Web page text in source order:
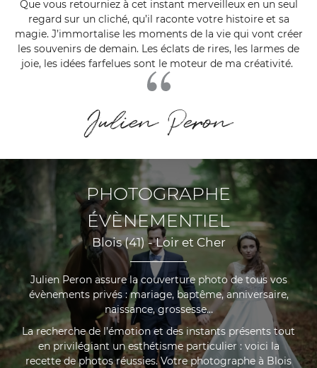
ACCUEIL
UNE
06 07 12 06
Que vous retourniez à cet instant merveilleux en un seul
regard sur un cliché, qu’il raconte votre histoire et sa
magie. J’immortalise les moments de la vie qui vont créer
les souvenirs de demain. Les éclats de rires, les larmes de
joie, les idées farfelues sont le moteur de ma créativité.
PHOTOGRAPHE
ÉVÈNEMENTIEL
Blois (41) - Loir et Cher
Julien Peron assure la couverture photo de tous vos
évènements privés : mariage, baptême, anniversaire,
naissance, grossesse…
La recherche de l’émotion et des instants présents tout
en privilégiant un esthétisme particulier : voici la
recette de photos réussies. Votre photographe à Blois